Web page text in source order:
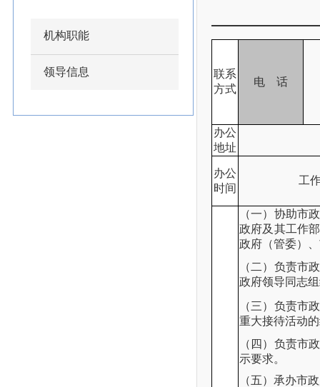
机构职能
领导信息
联系
方式
电 话
办公
地址
办公
时间
工
（一）协助市
政府及其工作
政府（管委）
（二）负责市
政府领导同志
（三）负责市
重大接待活动
（四）负责市
示要求。
（五）承办市